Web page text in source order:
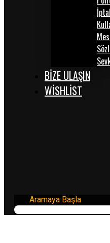
BİZE ULAŞIN
WISHLIST
Aramaya Başla